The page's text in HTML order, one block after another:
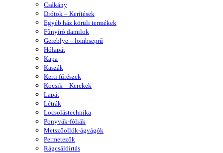
Csákány
Drótok – Kerítések
Egyéb ház körüli termékek
Fűnyíró damilok
Gereblye – lombseprű
Hólapát
Kapa
Kaszák
Kerti fűrészek
Kocsik – Kerekek
Lapát
Létrák
Locsolástechnika
Ponyvák-fóliák
Metszőollók-ágvágók
Permetezők
Rágcsálóírtás